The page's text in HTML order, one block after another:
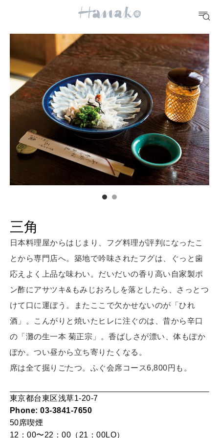
FOOD
おいしい
TRAVEL
どこ行く？
FORTUNE
明日のわたし
[12星座別] Weekly Holoscope
算命学がわかる今月のあなた
HEALTH
知る、考える
ママもいろいろ
SUSTAINABLE
わたしができること
三角
日本料理屋からはじまり、フグ料理が評判になったこ
とから専門店へ。築地で吟味されたフグは、ぐっと歯
応えよく上品な味わい。だいだいの香り高い自家製ポ
ン酢にアサツキ&もみじおろしを落としたら、さっとつ
けて口に運ぼう。またここで欠かせないのが「ひれ
酒」。こんがりと焼いたヒレに注ぐのは、昔から辛口
の「灘の生一本 菊正宗」。香ばしさが漂い、体もぽか
ぽか。つい昼から立ち寄りたくなる。
席は全て掘りごたつ。ふぐ会席コース6,800円も。
東京都台東区浅草1-20-7
Phone: 03-3841-7650
50席喫煙
12：00〜22：00（21：00LO）